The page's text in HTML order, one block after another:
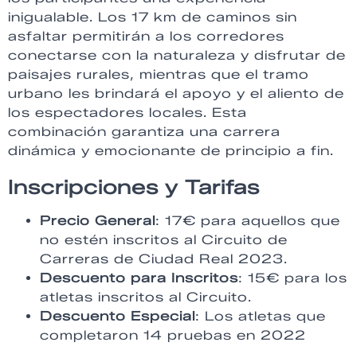
inigualable. Los 17 km de caminos sin
asfaltar permitirán a los corredores
conectarse con la naturaleza y disfrutar de
paisajes rurales, mientras que el tramo
urbano les brindará el apoyo y el aliento de
los espectadores locales. Esta
combinación garantiza una carrera
dinámica y emocionante de principio a fin.
Inscripciones y Tarifas
Precio General : 17€ para aquellos que
no estén inscritos al Circuito de
Carreras de Ciudad Real 2023.
Descuento para Inscritos: 15€ para los
atletas inscritos al Circuito.
Descuento Especial : Los atletas que
completaron 14 pruebas en 2022